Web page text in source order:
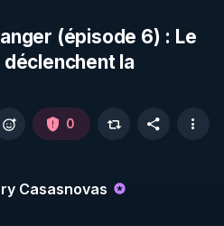
(épisode 6) : Le
la
Casasnovas
0